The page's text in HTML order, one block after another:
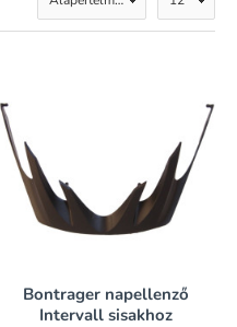
Bontrager napellenző
Intervall sisakhoz